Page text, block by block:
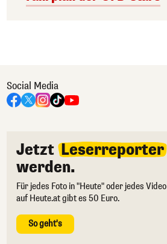
Social Media
Jetzt Leserreporter
werden.
Für jedes Foto in "Heute" oder jedes Video
auf Heute.at gibt es 50 Euro.
So geht's